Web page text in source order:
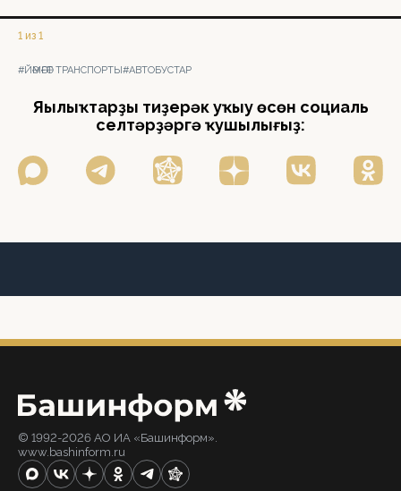
1 из 1
#ЙӘМӘҒӘТ ТРАНСПОРТЫ#АВТОБУСТАР
Яңылыҡтарҙы тиҙерәк уҡыу өсөн социаль
селтәрҙәргә ҡушылығыҙ:
© 1992-2026 АО ИА «Башинформ».
www.bashinform.ru